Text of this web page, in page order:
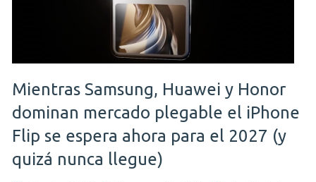
Mientras Samsung, Huawei y Honor
dominan mercado plegable el iPhone
Flip se espera ahora para el 2027 (y
quizá nunca llegue)